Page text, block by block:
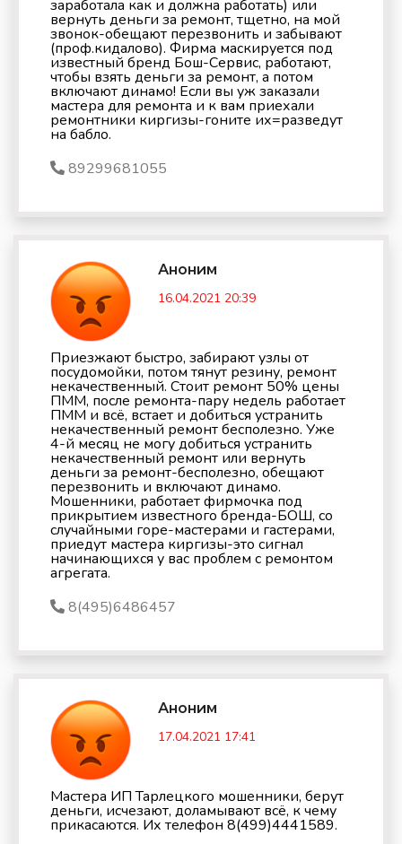
заработала как и должна работать) или
вернуть деньги за ремонт, тщетно, на мой
звонок-обещают перезвонить и забывают
(проф.кидалово). Фирма маскируется под
известный бренд Бош-Сервис, работают,
чтобы взять деньги за ремонт, а потом
включают динамо! Если вы уж заказали
мастера для ремонта и к вам приехали
ремонтники киргизы-гоните их=разведут
на бабло.
89299681055
Аноним
16.04.2021 20:39
Приезжают быстро, забирают узлы от
посудомойки, потом тянут резину, ремонт
некачественный. Стоит ремонт 50% цены
ПММ, после ремонта-пару недель работает
ПММ и всё, встает и добиться устранить
некачественный ремонт бесполезно. Уже
4-й месяц не могу добиться устранить
некачественный ремонт или вернуть
деньги за ремонт-бесполезно, обещают
перезвонить и включают динамо.
Мошенники, работает фирмочка под
прикрытием известного бренда-БОШ, со
случайными горе-мастерами и гастерами,
приедут мастера киргизы-это сигнал
начинающихся у вас проблем с ремонтом
агрегата.
8(495)6486457
Аноним
17.04.2021 17:41
Мастера ИП Тарлецкого мошенники, берут
деньги, исчезают, доламывают всё, к чему
прикасаются. Их телефон 8(499)4441589.